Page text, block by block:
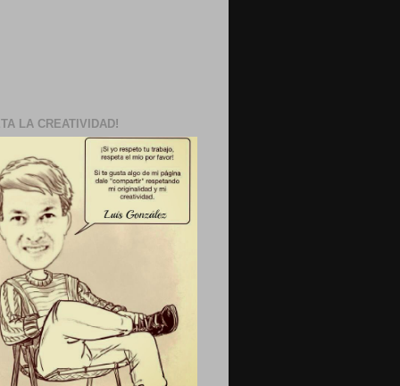
LA CREATIVIDAD!